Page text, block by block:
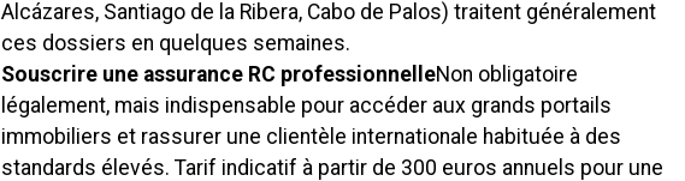
Alcázares, Santiago de la Ribera, Cabo de Palos) traitent généralement
ces dossiers en quelques semaines.
Souscrire une assurance RC professionnelleNon obligatoire
légalement, mais indispensable pour accéder aux grands portails
immobiliers et rassurer une clientèle internationale habituée à des
standards élevés. Tarif indicatif à partir de 300 euros annuels pour une